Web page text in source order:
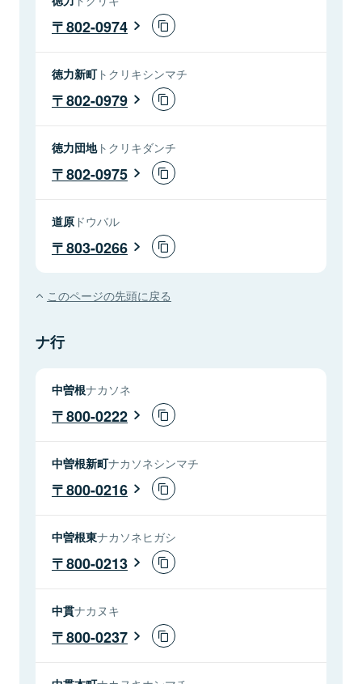
802-0974
徳力新町トクリキシンマチ
802-0979
徳力団地トクリキダンチ
802-0975
道原 ドウバル
803-0266
このページの先頭に戻る
ナ行
中曽根ナカソネ
800-0222
中曽根新町ナカソネシンマチ
800-0216
中曽根東ナカソネヒガシ
800-0213
中貫ナカヌキ
800-0237